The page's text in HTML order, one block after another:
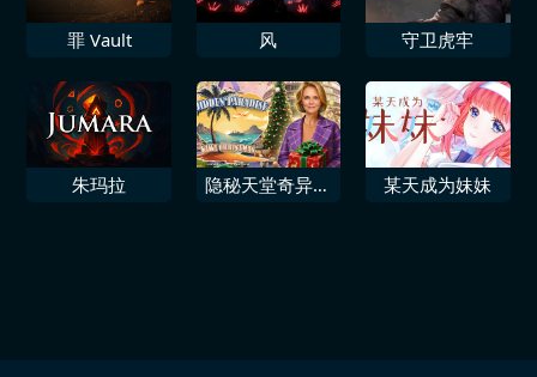
罪 Vault 风 守卫虎牢
朱玛拉
隐秘天堂奇异果
某天成为妹妹